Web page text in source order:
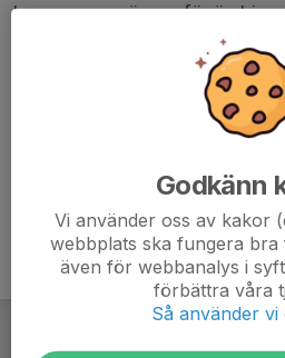
kommer vara öppen för
(utnyttja inte detta utan svara
kontrollera innan träning så det
gällande tränare på plats pga
Godkänn
Vi använder oss av kakor
webbplats ska fungera bra
även för webbanalys i
förbättra våra
Så använder vi